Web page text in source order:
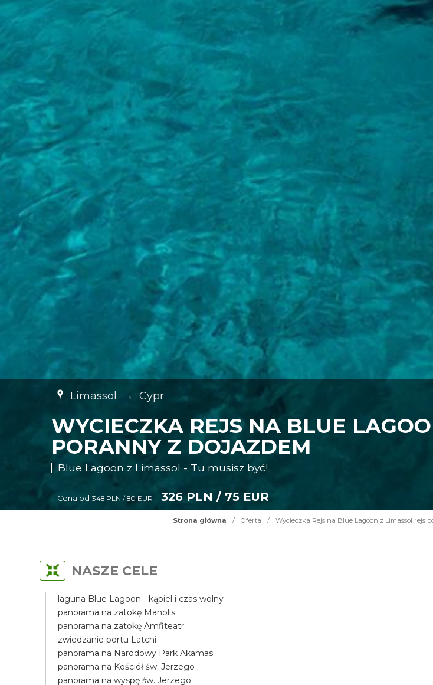
Limassol → Cypr
WYCIECZKA REJS NA BLUE
PORANNY Z DOJAZDEM
Blue Lagoon z Limassol - Tu musisz być!
Cena od 348 PLN / 80 EUR 326 PLN / 75 EUR
Strona główna / Oferta / Wycieczka Rejs na Blue Lagoon z Limassol rejs
NASZE CELE
laguna Blue Lagoon - kąpiel i czas wolny
panorama na zatokę Manolis
panorama na zatokę Amfiteatr
zwiedzanie portu Latchi
panorama na Narodowy Park Akamas
panorama na Kościół św. Jerzego
panorama na wyspę św. Jerzego